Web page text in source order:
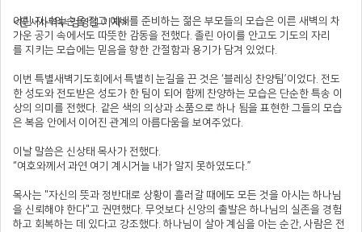
어린 자녀의 손을 잡고 예배를 준비하는 젊은 부모들의 모습은 이른 새벽의 차
가운 공기 속에서도 따뜻한 감동을 전했다. 졸린 아이를 안고도 기도의 자리
를 지키는 모습에는 믿음을 향한 간절함과 용기가 담겨 있었다.
이번 특별새벽기도회에서 특별히 눈길을 끈 것은 ‘블레싱 찬양팀’이었다. 전도
한 성도와 전도받은 성도가 한 팀이 되어 함께 찬양하는 모습은 단순한 특송 이
상의 의미를 전했다. 같은 색의 의상과 소품으로 하나 됨을 표현한 그들의 모습
은 복음 안에서 이어진 관계의 아름다움을 보여주었다.
이날 말씀은 신상태 목사가 전했다.
“여호와께서 과연 여기 계시거늘 내가 알지 못하였도다.”
목사는 "자신의 뜻과 정반대로 상황이 흘러갈 때에도 모든 것을 아시는 하나님
을 신뢰해야 한다"고 권면했다. 무엇보다 신앙의 출발은 하나님의 실존을 경험
하고 회복하는 데 있다고 강조했다. 하나님이 살아 계심을 아는 순간, 사람은 전
<문서사역부 김영일 기자>